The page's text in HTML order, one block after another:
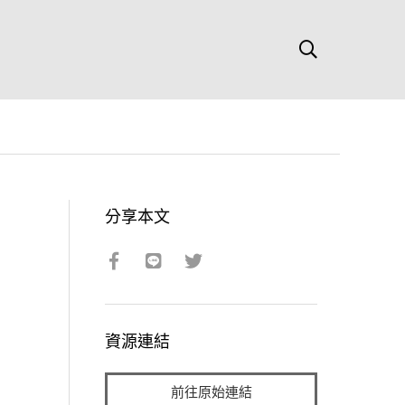
分享本文
資源連結
前往原始連結